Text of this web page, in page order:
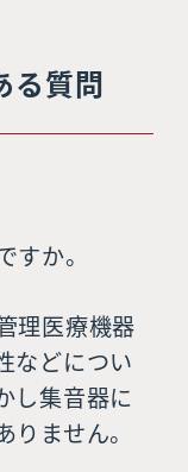
る質問
か。
理医療機器
などについ
し集音器に
ません。